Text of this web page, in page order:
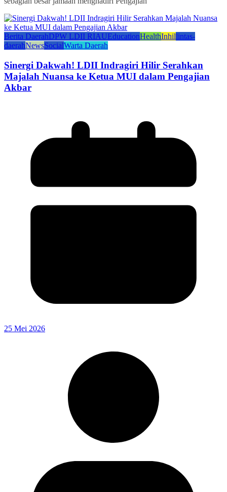
Berita DaerahDPW LDII RIAUEducationHealthInhillintas-
daerahNewsSocialWarta Daerah
Sinergi Dakwah! LDII Indragiri Hilir Serahkan
Majalah Nuansa ke Ketua MUI dalam Pengajian
Akbar
25 Mei 2026